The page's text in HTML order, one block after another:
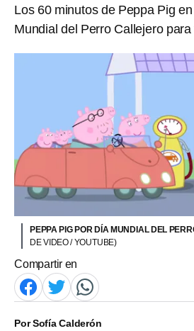
Los 60 minutos de Peppa Pig
Mundial del Perro Callejero
PEPPA PIG POR DÍA MUNDIAL DEL
DE VIDEO / YOUTUBE)
Compartir en
PorSofía Calderón